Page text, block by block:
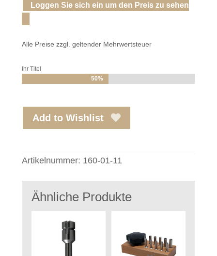
Loggen Sie sich ein um den Preis zu sehen
Alle Preise zzgl. geltender Mehrwertsteuer
Ihr Titel
50%
50%
Add to Wishlist
Artikelnummer: 160-01-11
Ähnliche Produkte